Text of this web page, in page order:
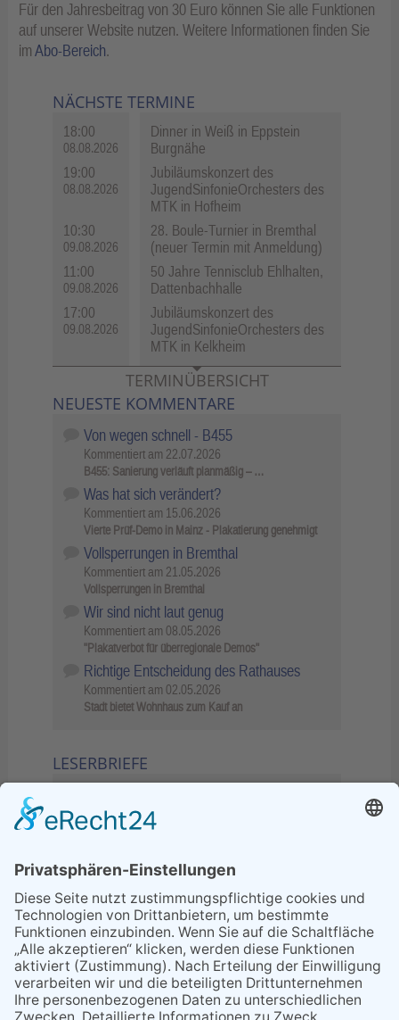
Für den Jahresbeitrag von 30 Euro können Sie alle Funktionen
auf unserer Website nutzen. Weitere Informationen finden Sie
imAbo-Bereich.
NÄCHSTE TERMINE
18:00
08.08.2026
Dinner in Weiß in Eppstein
Burgnähe
19:00
08.08.2026
Jubiläumskonzert des
JugendSinfonieOrchesters des
MTK in Hofheim
10:30
09.08.2026
28. Boule-Turnier in Bremthal
(neuer Termin mit Anmeldung)
11:00
09.08.2026
50 Jahre Tennisclub Ehlhalten,
Dattenbachhalle
17:00
09.08.2026
Jubiläumskonzert des
JugendSinfonieOrchesters des
MTK in Kelkheim
TERMINÜBERSICHT
NEUESTE KOMMENTARE
Von wegen schnell - B455
Kommentiert am 22.07.2026
B455: Sanierung verläuft planmäßig – …
Was hat sich verändert?
Kommentiert am 15.06.2026
Vierte Prüf-Demo in Mainz - Plakatierung genehmigt
Vollsperrungen in Bremthal
Kommentiert am 21.05.2026
Vollsperrungen in Bremthal
Wir sind nicht laut genug
Kommentiert am 08.05.2026
"Plakatverbot für überregionale Demos"
Richtige Entscheidung des Rathauses
Kommentiert am 02.05.2026
Stadt bietet Wohnhaus zum Kauf an
LESERBRIEFE
Sperrung B455: Kleiner
Grenzverkehr statt weite Wege
21.04.2026
Wenn Bahn-Computer nicht
miteinander kommunizieren
11.03.2026
"Plakatverbot für überregionale
Demos"
04.02.2026
Gelbe Tonne – Ein kleiner Blick